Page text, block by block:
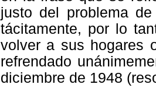
justo del problema
tácitamente, por lo
volver a sus hogares
refrendado
diciembre de 1948